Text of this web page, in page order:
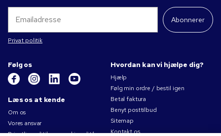
Abonnerer
Privat politik
Følg os
Læs os at kende
Om os
Vores ansvar
Privatlivspolitik og cookiepolitik
Hvordan kan vi hjælpe dig?
Hjælp
Følg min ordre / bestil igen
Betal faktura
Benyt posttilbud
Sitemap
Kontakt os